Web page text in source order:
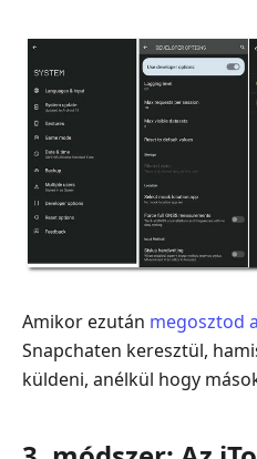
Amikor ezután megosztod
Snapchaten keresztül,
küldeni, anélkül hogy